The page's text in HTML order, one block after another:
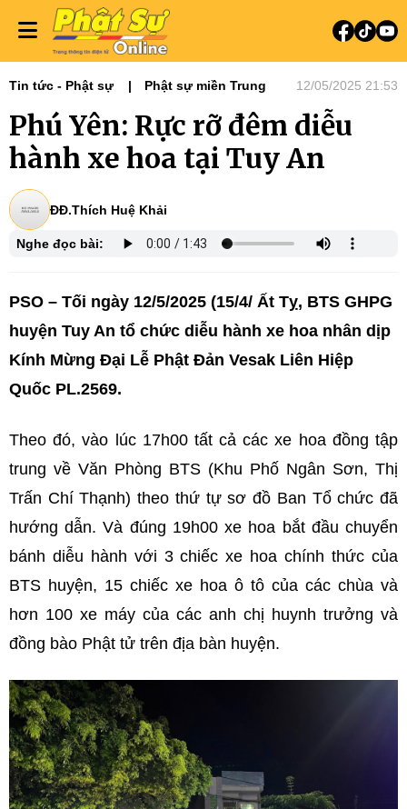
Tin tức - Phật sự Phật sự miền Trung 12/05/2025 21:53
Phú Yên: Rực rỡ đêm diễu
hành xe hoa tại Tuy An
ĐĐ.Thích Huệ Khải
Nghe đọc bài:
PSO – Tối ngày 12/5/2025 (15/4/ Ất Tỵ, BTS GHPG
huyện Tuy An tổ chức diễu hành xe hoa nhân dịp
Kính Mừng Đại Lễ Phật Đản Vesak Liên Hiệp
Quốc PL.2569.
Theo đó, vào lúc 17h00 tất cả các xe hoa đồng tập
trung về Văn Phòng BTS (Khu Phố Ngân Sơn, Thị
Trấn Chí Thạnh) theo thứ tự sơ đồ Ban Tổ chức đã
hướng dẫn. Và đúng 19h00 xe hoa bắt đầu chuyển
bánh diễu hành với 3 chiếc xe hoa chính thức của
BTS huyện, 15 chiếc xe hoa ô tô của các chùa và
hơn 100 xe máy của các anh chị huynh trưởng và
đồng bào Phật tử trên địa bàn huyện.